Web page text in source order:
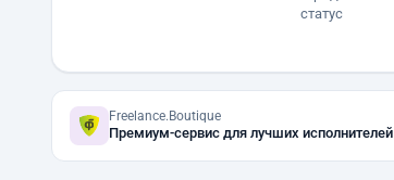
статус
Freelance.Boutique
Премиум-сервис для лучших исполнителей